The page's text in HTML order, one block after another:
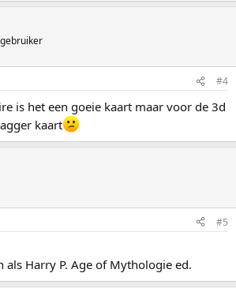
#4
is het een goeie kaart maar voor de 3d
kaart
#5
als Harry P. Age of Mythologie ed.